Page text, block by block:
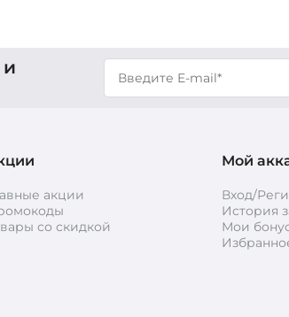
и
акции
со скидкой
Мой
Вход/
История
Мои